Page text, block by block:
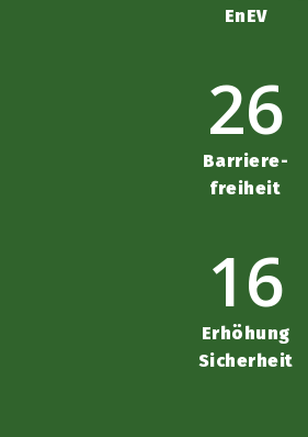
EnEV
26
Barriere-
freiheit
16
Erhöhung
Sicherheit